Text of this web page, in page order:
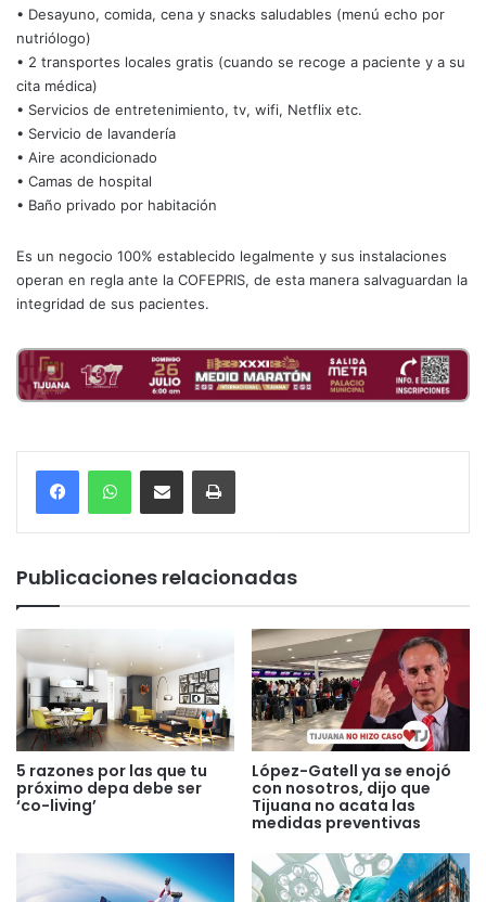
• Desayuno, comida, cena y snacks saludables (menú echo por
nutriólogo)
• 2 transportes locales gratis (cuando se recoge a paciente y a su
cita médica)
• Servicios de entretenimiento, tv, wifi, Netflix etc.
• Servicio de lavandería
• Aire acondicionado
• Camas de hospital
• Baño privado por habitación
Es un negocio 100% establecido legalmente y sus instalaciones
operan en regla ante la COFEPRIS, de esta manera salvaguardan la
integridad de sus pacientes.
Compartir por correo electrónicoImprimir
Publicaciones relacionadas
5 razones por las que tu
próximo depa debe ser
‘co-living’
López-Gatell ya se enojó
con nosotros, dijo que
Tijuana no acata las
medidas preventivas